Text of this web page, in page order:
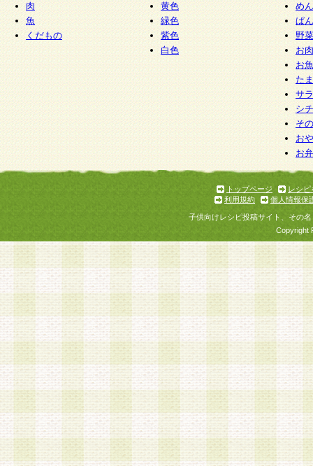
肉
魚
くだもの
黄色
緑色
紫色
白色
めん
ぱん
野
お
お
た
サ
シ
そ
お
お
トップページ
レシピ
利用規約
個人情報保
子供向けレシピ投稿サイト、その
Copyright